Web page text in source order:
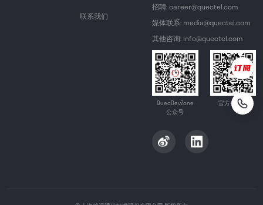
联系我们
招聘: career@quectel.com
媒体联系: media@quectel.com
其他咨询: info@quectel.com
QuecDevZone
公众号
官方公众号